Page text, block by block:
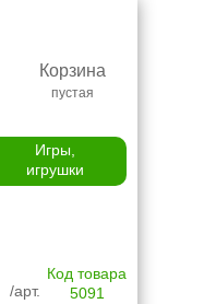
Корзина
пустая
Игры,
игрушки
/арт.
Код товара
5091